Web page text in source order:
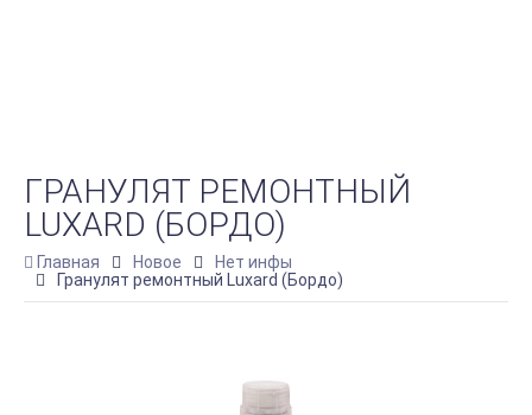
ГРАНУЛЯТ РЕМОНТНЫЙ
LUXARD (БОРДО)
Главная Новое
Нет инфы
Гранулят ремонтный Luxard (Бордо)